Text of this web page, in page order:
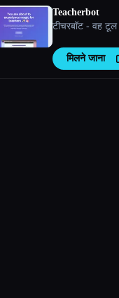
Teacherbot
टीचरबॉट - वह टूल
मिलने जाना